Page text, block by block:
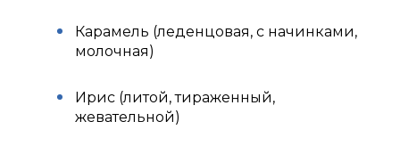
Карамель (леденцовая, с начинками,
молочная)
Ирис (литой, тираженный,
жевательной)